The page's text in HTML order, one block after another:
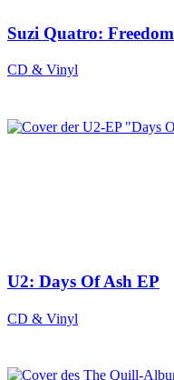
Suzi Quatro: Freedom
CD & Vinyl
U2: Days Of Ash EP
CD & Vinyl